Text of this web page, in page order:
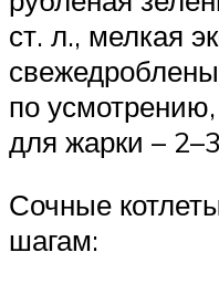
ст. л., мелкая
по
для жарки –
Сочные
шагам: